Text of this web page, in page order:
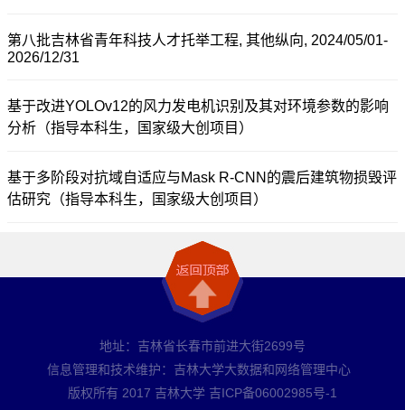
第八批吉林省青年科技人才托举工程, 其他纵向, 2024/05/01-
2026/12/31
基于改进YOLOv12的风力发电机识别及其对环境参数的影响
分析（指导本科生，国家级大创项目）
基于多阶段对抗域自适应与Mask R-CNN的震后建筑物损毁评
估研究（指导本科生，国家级大创项目）
地址：吉林省长春市前进大街2699号
信息管理和技术维护：吉林大学大数据和网络管理中心
版权所有 2017 吉林大学 吉ICP备06002985号-1